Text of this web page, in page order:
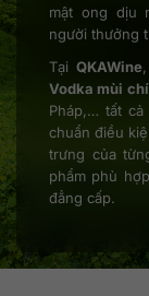
mật ong dịu
người thưởng
TạiQKAWine
Vodka mùi
Pháp,… tất
chuẩn điều
trưng của
phẩm phù
đẳng cấp.